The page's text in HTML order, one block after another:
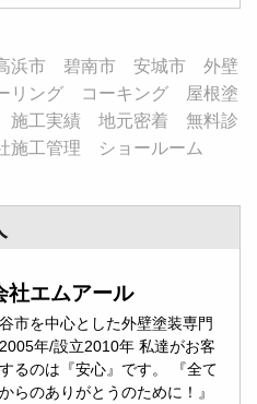
浜市 碧南市 安城市 外壁
リング コーキング 屋根塗
工実績 地元密着 無料診
工管理 ショールーム
社エムアール
市を中心とした外壁塗装専門
年/設立2010年 私達がお客
るのは『安心』です。 『全て
らのありがとうのために！』